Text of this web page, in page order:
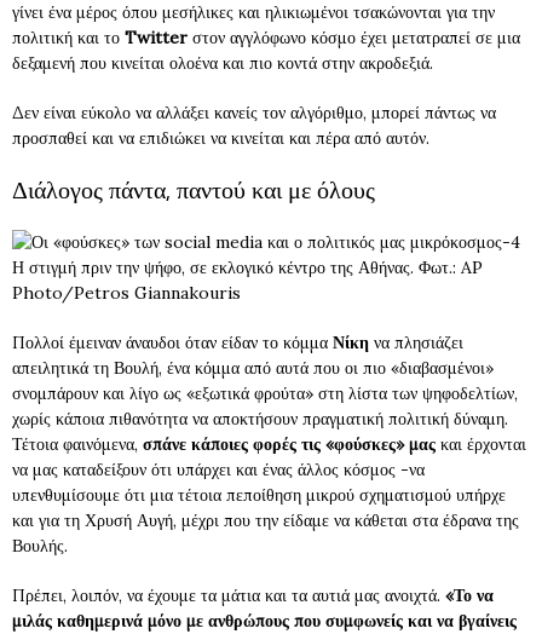
γίνει ένα μέρος όπου μεσήλικες και ηλικιωμένοι τσακώνονται για την
πολιτική και το Twitter στον αγγλόφωνο κόσμο έχει μετατραπεί σε μια
δεξαμενή που κινείται ολοένα και πιο κοντά στην ακροδεξιά.
Δεν είναι εύκολο να αλλάξει κανείς τον αλγόριθμο, μπορεί πάντως να
προσπαθεί και να επιδιώκει να κινείται και πέρα από αυτόν.
Διάλογος πάντα, παντού και με όλους
Η στιγμή πριν την ψήφο, σε εκλογικό κέντρο της Αθήνας. Φωτ.: AP
Photo/Petros Giannakouris
Πολλοί έμειναν άναυδοι όταν είδαν το κόμμα Νίκη να πλησιάζει
απειλητικά τη Βουλή, ένα κόμμα από αυτά που οι πιο «διαβασμένοι»
σνομπάρουν και λίγο ως «εξωτικά φρούτα» στη λίστα των ψηφοδελτίων,
χωρίς κάποια πιθανότητα να αποκτήσουν πραγματική πολιτική δύναμη.
Τέτοια φαινόμενα, σπάνε κάποιες φορές τις «φούσκες» μας και έρχονται
να μας καταδείξουν ότι υπάρχει και ένας άλλος κόσμος -να
υπενθυμίσουμε ότι μια τέτοια πεποίθηση μικρού σχηματισμού υπήρχε
και για τη Χρυσή Αυγή, μέχρι που την είδαμε να κάθεται στα έδρανα της
Βουλής.
Πρέπει, λοιπόν, να έχουμε τα μάτια και τα αυτιά μας ανοιχτά. «Το να
μιλάς καθημερινά μόνο με ανθρώπους που συμφωνείς και να βγαίνεις